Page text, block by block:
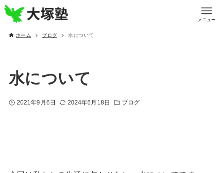
メニュー
ホーム ブログ 水について
水について
2021年9月6日 2024年6月18日 ブログ